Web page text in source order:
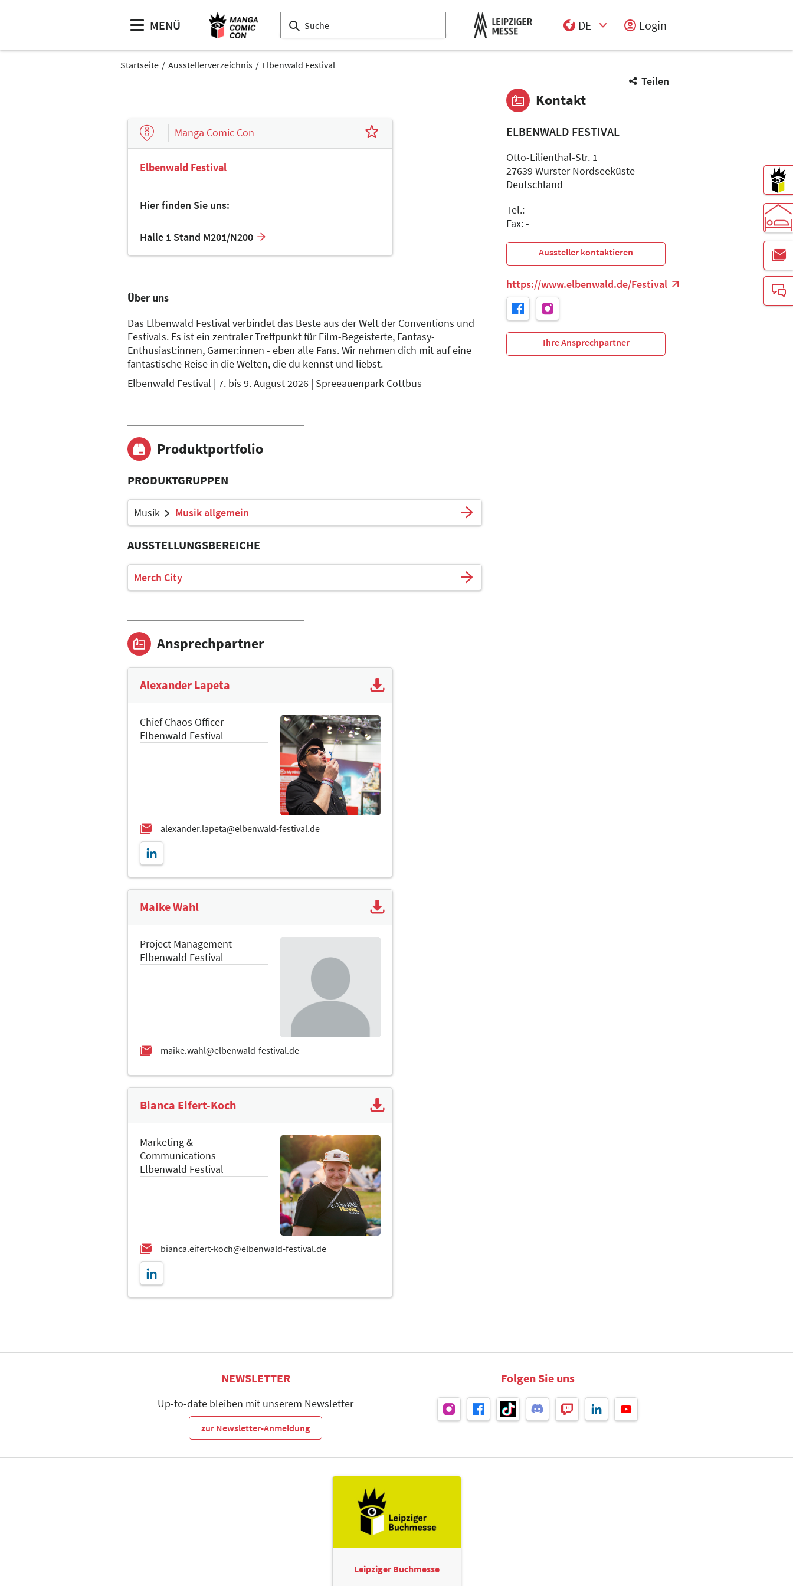
MENÜ
DE
Login
Startseite Ausstellerverzeichnis Elbenwald Festival
Teilen
Manga Comic Con
Elbenwald Festival
Hier finden Sie uns:
Halle 1 Stand M201/N200
Über uns
Das Elbenwald Festival verbindet das Beste aus der Welt der Conventions und
Festivals. Es ist ein zentraler Treffpunkt für Film-Begeisterte, Fantasy-
Enthusiast:innen, Gamer:innen - eben alle Fans. Wir nehmen dich mit auf eine
fantastische Reise in die Welten, die du kennst und liebst.
Elbenwald Festival | 7. bis 9. August 2026 | Spreeauenpark Cottbus
Produktportfolio
PRODUKTGRUPPEN
Musik Musik allgemein
AUSSTELLUNGSBEREICHE
Merch City
Ansprechpartner
Alexander Lapeta
Chief Chaos Officer
Elbenwald Festival
Maike Wahl
Project Management
Elbenwald Festival
Bianca Eifert-Koch
Marketing &
Communications
Elbenwald Festival
Kontakt
ELBENWALD FESTIVAL
Otto-Lilienthal-Str. 1
27639 Wurster Nordseeküste
Deutschland
Tel.: -
Fax: -
Aussteller kontaktieren
https://www.elbenwald.de/Festival
Ihre Ansprechpartner
NEWSLETTER
Up-to-date bleiben mit unserem Newsletter
zur Newsletter-Anmeldung
Folgen Sie uns
Leipziger Buchmesse